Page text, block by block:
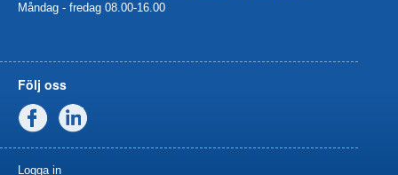
Måndag - fredag 08.00-16.00
Följ oss
Facebook
Logga in